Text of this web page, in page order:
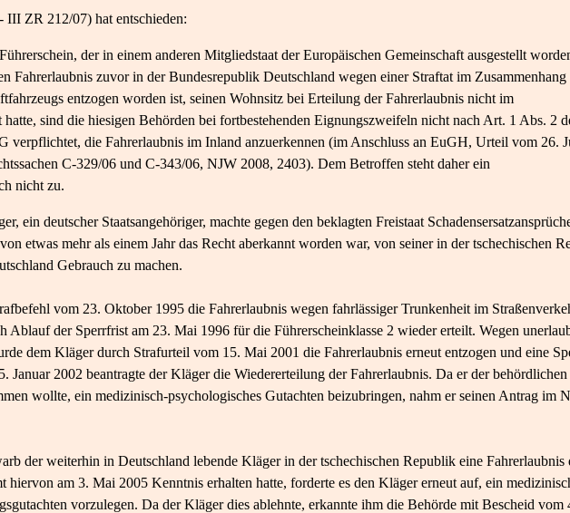
ZR 212/07) hat entschieden:
der in einem anderen Mitgliedstaat der Europäischen Gemeinschaft ausgestellt
Fahrerlaubnis zuvor in der Bundesrepublik Deutschland wegen einer Straftat im
entzogen worden ist, seinen Wohnsitz bei Erteilung der Fahrerlaubnis nicht im
hatte, sind die hiesigen Behörden bei fortbestehenden Eignungszweifeln nicht nach Art. 1 Abs. 2
verpflichtet, die Fahrerlaubnis im Inland anzuerkennen (im Anschluss an EuGH, Urteil vom 26.
C-329/06 und C-343/06, NJW 2008, 2403). Dem Betroffen steht daher ein
nicht zu.
ein deutscher Staatsangehöriger, machte gegen den beklagten Freistaat
etwas mehr als einem Jahr das Recht aberkannt worden war, von seiner in der tschechischen
Gebrauch zu machen.
vom 23. Oktober 1995 die Fahrerlaubnis wegen fahrlässiger Trunkenheit im
Ablauf der Sperrfrist am 23. Mai 1996 für die Führerscheinklasse 2 wieder erteilt. Wegen
dem Kläger durch Strafurteil vom 15. Mai 2001 die Fahrerlaubnis erneut entzogen und eine
Januar 2002 beantragte der Kläger die Wiedererteilung der Fahrerlaubnis. Da er der behördlichen
wollte, ein medizinisch-psychologisches Gutachten beizubringen, nahm er seinen Antrag im
der weiterhin in Deutschland lebende Kläger in der tschechischen Republik eine Fahrerlaubnis
hiervon am 3. Mai 2005 Kenntnis erhalten hatte, forderte es den Kläger erneut auf, ein
vorzulegen. Da der Kläger dies ablehnte, erkannte ihm die Behörde mit Bescheid vom